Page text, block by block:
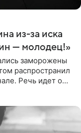
из-за иска
— молодец!»
заморожены
распространил
Речь идет о